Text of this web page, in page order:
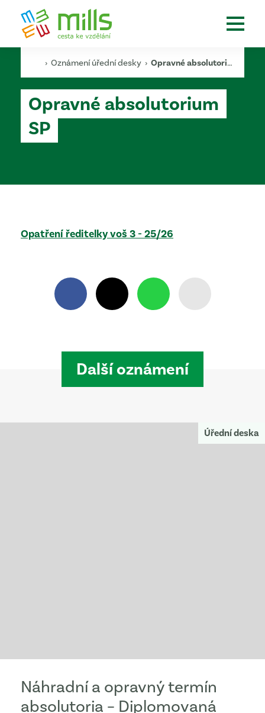
› Oznámení úřední desky › Opravné absolutorium SP
Opravné absolutorium
SP
Opatření ředitelky voš 3 - 25/26
Další oznámení
Úřední deska
Náhradní a opravný termín
absolutoria – Diplomovaná